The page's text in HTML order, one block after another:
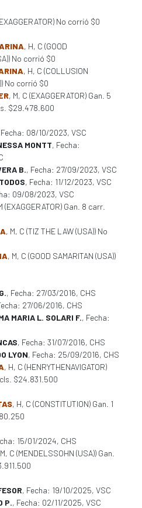
No corrió $0
, H, C (GOOD
No corrió $0
, H, C (COLLUSION
No corrió $0
, M, C (EXAGGERATOR) Gan. 5
$29.478.600
08/10/2023, VSC
MONTT, Fecha:
B., Fecha: 27/09/2023, VSC
, Fecha: 11/12/2023, VSC
09/08/2023, VSC
(EXAGGERATOR) Gan. 8 carr.
, M, C (TIZ THE LAW (USA)) No
, M, C (GOOD SAMARITAN (USA))
, Fecha: 27/03/2016, CHS
27/06/2016, CHS
MARIA L. SOLARI F., Fecha:
, Fecha: 31/07/2016, CHS
LYON, Fecha: 25/09/2016, CHS
, H, C (HENRYTHENAVIGATOR)
$24.831.500
, H, C (CONSTITUTION) Gan. 1
15/01/2024, CHS
C (MENDELSSOHN (USA)) Gan.
, Fecha: 19/10/2025, VSC
P., Fecha: 02/11/2025, VSC